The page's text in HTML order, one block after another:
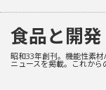
食品と開発
昭和33年創刊。機能性素
ニュースを掲載。これから